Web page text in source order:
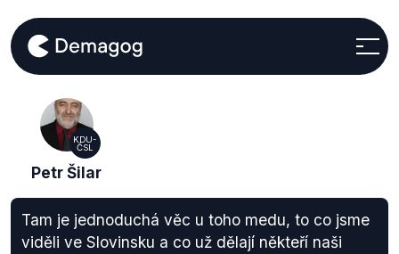
KDU-
ČSL
Petr Šilar
Tam je jednoduchá věc u toho medu, to co jsme
viděli ve Slovinsku a co už dělají někteří naši